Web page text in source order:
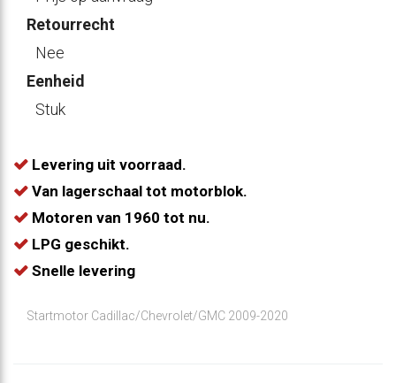
Retourrecht
Nee
Eenheid
Stuk
Levering uit voorraad.
Van lagerschaal tot motorblok.
Motoren van 1960 tot nu.
LPG geschikt.
Snelle levering
Startmotor Cadillac/Chevrolet/GMC 2009-2020